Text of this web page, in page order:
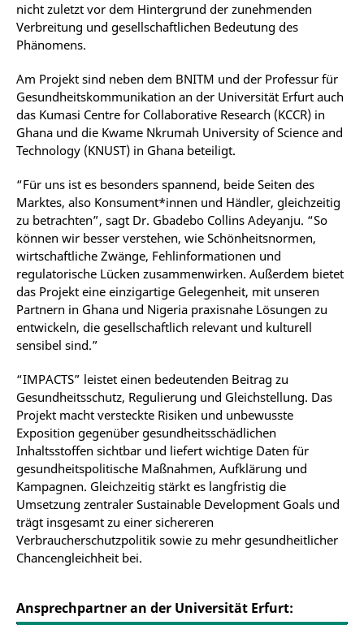
nicht zuletzt vor dem Hintergrund der zunehmenden
Verbreitung und gesellschaftlichen Bedeutung des
Phänomens.
Am Projekt sind neben dem BNITM und der Professur für
Gesundheitskommunikation an der Universität Erfurt auch
das Kumasi Centre for Collaborative Research (KCCR) in
Ghana und die Kwame Nkrumah University of Science and
Technology (KNUST) in Ghana beteiligt.
“Für uns ist es besonders spannend, beide Seiten des
Marktes, also Konsument*innen und Händler, gleichzeitig
zu betrachten”, sagt Dr. Gbadebo Collins Adeyanju. “So
können wir besser verstehen, wie Schönheitsnormen,
wirtschaftliche Zwänge, Fehlinformationen und
regulatorische Lücken zusammenwirken. Außerdem bietet
das Projekt eine einzigartige Gelegenheit, mit unseren
Partnern in Ghana und Nigeria praxisnahe Lösungen zu
entwickeln, die gesellschaftlich relevant und kulturell
sensibel sind.”
“IMPACTS” leistet einen bedeutenden Beitrag zu
Gesundheitsschutz, Regulierung und Gleichstellung. Das
Projekt macht versteckte Risiken und unbewusste
Exposition gegenüber gesundheitsschädlichen
Inhaltsstoffen sichtbar und liefert wichtige Daten für
gesundheitspolitische Maßnahmen, Aufklärung und
Kampagnen. Gleichzeitig stärkt es langfristig die
Umsetzung zentraler Sustainable Development Goals und
trägt insgesamt zu einer sichereren
Verbraucherschutzpolitik sowie zu mehr gesundheitlicher
Chancengleichheit bei.
Ansprechpartner an der Universität Erfurt: